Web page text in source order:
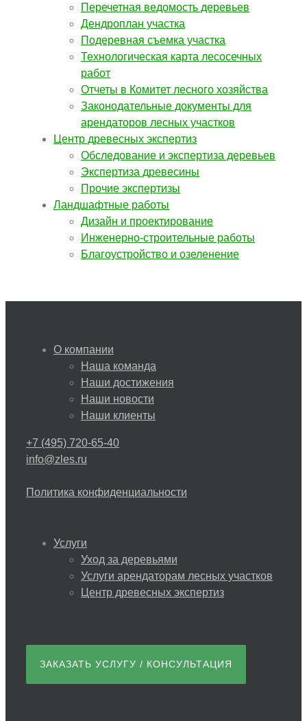
Перечетная ведомость деревьев
Дендроплан участка
Подеревная съемка участка
Технологическая карта лесосечных
работ
Отчеты в Комитет лесного хозяйства
Законодательные документы для
арендаторов лесных участков
Центр древесных экспертиз
Обследование и экспертиза деревьев
Экспертиза древесины
Прочие экспертизы
Ландшафтные работы
Дизайн и проектирование
Инженерно-строительные работы
Благоустройство и озеленение
О компании
Наша команда
Наши достижения
Наши новости
Наши клиенты
+7 (495) 720-65-40
info@zles.ru
Политика конфиденциальности
Услуги
Уход за деревьями
Услуги арендаторам лесных участков
Центр древесных экспертиз
ЗАКАЗАТЬ УСЛУГУ / КОНСУЛЬТАЦИЯ